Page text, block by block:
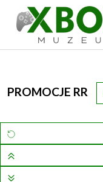
PROMOCJE RR